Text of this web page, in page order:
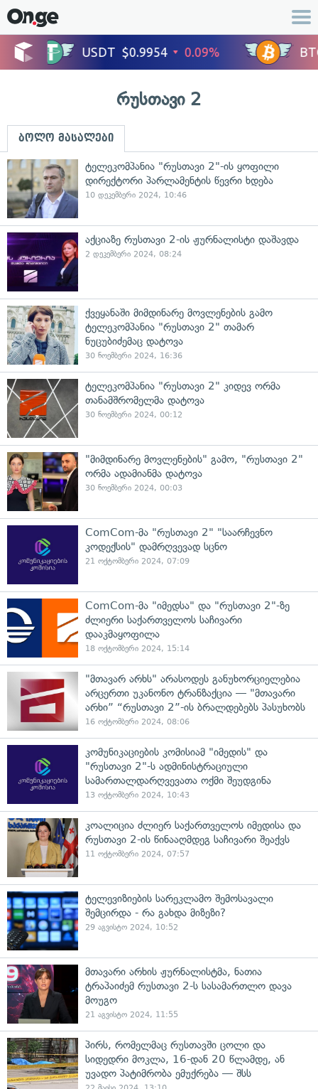
რუსთავი 2
ბოლო მასალები
ტელეკომპანია "რუსთავი 2"-ის ყოფილი
დირექტორი პარლამენტის წევრი ხდება
10 დეკემბერი 2024, 10:46
აქციაზე რუსთავი 2-ის ჟურნალისტი დაშავდა
2 დეკემბერი 2024, 08:24
ქვეყანაში მიმდინარე მოვლენების გამო
ტელეკომპანია "რუსთავი 2" თამარ
ნუცუბიძემაც დატოვა
30 ნოემბერი 2024, 16:36
ტელეკომპანია "რუსთავი 2" კიდევ ორმა
თანამშრომელმა დატოვა
30 ნოემბერი 2024, 00:12
"მიმდინარე მოვლენების" გამო, "რუსთავი 2"
ორმა ადამიანმა დატოვა
30 ნოემბერი 2024, 00:03
ComCom-მა "რუსთავი 2" "საარჩევნო
კოდექსის" დამრღვევად სცნო
21 ოქტომბერი 2024, 07:09
ComCom-მა "იმედსა" და "რუსთავი 2"-ზე
ძლიერი საქართველოს საჩივარი
დააკმაყოფილა
18 ოქტომბერი 2024, 15:14
"მთავარ არხს" არასოდეს განუხორციელებია
არცერთი უკანონო ტრანზაქცია — "მთავარი
არხი” “რუსთავი 2”-ის ბრალდებებს პასუხობს
16 ოქტომბერი 2024, 08:06
კომუნიკაციების კომისიამ "იმედის" და
"რუსთავი 2"-ს ადმინისტრაციული
სამართალდარღვევათა ოქმი შეუდგინა
13 ოქტომბერი 2024, 10:43
კოალიცია ძლიერ საქართველოს იმედისა და
რუსთავი 2-ის წინააღმდეგ საჩივარი შეაქვს
11 ოქტომბერი 2024, 07:57
ტელევიზიების სარეკლამო შემოსავალი
შემცირდა - რა გახდა მიზეზი?
29 აგვისტო 2024, 10:52
მთავარი არხის ჟურნალისტმა, ნათია
ტრაპაიძემ რუსთავი 2-ს სასამართლო დავა
მოუგო
21 აგვისტო 2024, 11:55
პირს, რომელმაც რუსთავში ცოლი და
სიდედრი მოკლა, 16-დან 20 წლამდე, ან
უვადო პატიმრობა ემუქრება — შსს